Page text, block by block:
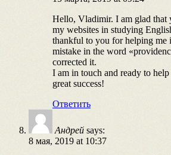
Hello, Vladimir. I am glad that
my websites in studying
thankful to you for helping me
mistake in the word
corrected it.
I am in touch and ready to
great success!
Ответить
Андрей says:
8 мая, 2019 at 10:37